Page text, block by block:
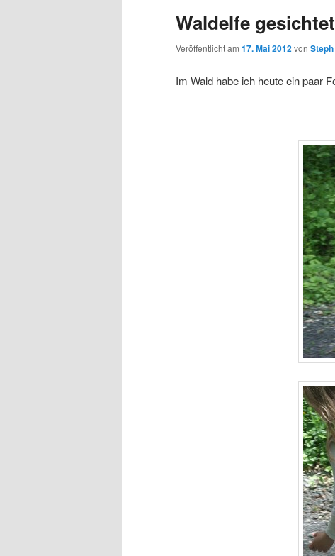
Waldelfe gesichtet
Veröffentlicht am 17. Mai 2012von Steph
Im Wald habe ich heute ein paar